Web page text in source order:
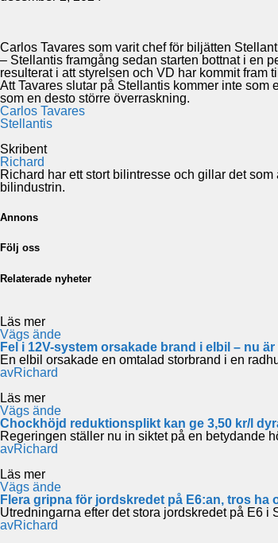
Carlos Tavares som varit chef för biljätten
– Stellantis framgång sedan starten bottnat i en
resulterat i att styrelsen och VD har kommit fram
Att Tavares slutar på Stellantis kommer inte
som en desto större överraskning.
Carlos Tavares
Stellantis
Skribent
Richard
Richard har ett stort bilintresse och gillar det
bilindustrin.
Annons
Följ oss
Relaterade nyheter
Läs mer
Vägs ände
Fel i 12V-system orsakade brand i elbil – nu
En elbil orsakade en omtalad storbrand i en
avRichard
Läs mer
Vägs ände
Chockhöjd reduktionsplikt kan ge 3,50 kr/l
Regeringen ställer nu in siktet på en betydande
avRichard
Läs mer
Vägs ände
Flera gripna för jordskredet på E6:an, tros ha
Utredningarna efter det stora jordskredet på E6
avRichard